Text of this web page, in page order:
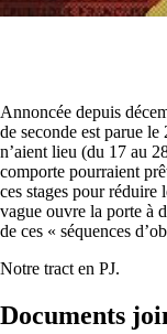
Annoncée depuis
de seconde est parue
n’aient lieu (du 17 au
comporte pourraient
ces stages pour réduire
vague ouvre la porte à
de ces « séquences
Notre tract en PJ.
Documents